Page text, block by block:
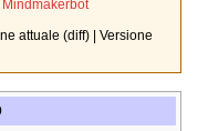
Mindmakerbot
attuale (diff) | Versione